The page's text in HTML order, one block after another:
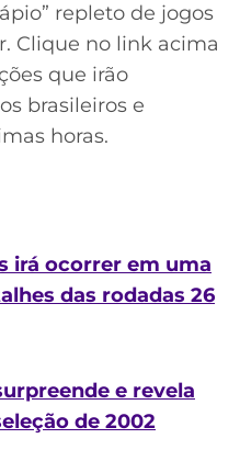
repleto de jogos
Clique no link acima
que irão
brasileiros e
horas.
irá ocorrer em uma
das rodadas 26
e revela
de 2002